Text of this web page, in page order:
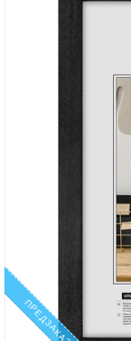
ПРЕДЗАКАЗ